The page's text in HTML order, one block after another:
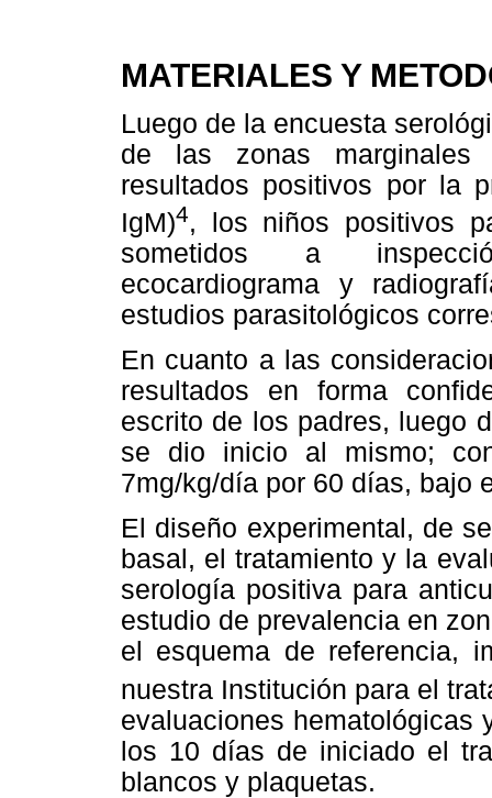
MATERIALES Y
Luego de la encuesta
de las zonas marginales
resultados positivos por la
IgM)4, los niños positivos
sometidos a
ecocardiograma y
estudios parasitológicos
En cuanto a las
resultados en forma
escrito de los padres, luego
se dio inicio al mismo;
7mg/kg/día por 60 días, bajo
El diseño experimental, de
basal, el tratamiento y la
serología positiva para
estudio de prevalencia en
el esquema de referencia,
nuestra Institución para el
evaluaciones hematológicas
los 10 días de iniciado el
blancos y plaquetas.